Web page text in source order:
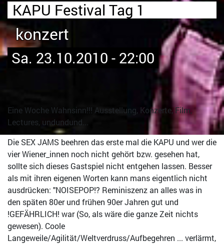
KAPU Festival Tag 1
konzert
Sa. 23.10.2010 - 22:00
Eine Woche Wahnsinn!!! Ausstellung, Konzerte, Film,
Lectures, undundund...
Die SEX JAMS beehren das erste mal die KAPU und wer die
vier Wiener_innen noch nicht gehört bzw. gesehen hat,
sollte sich dieses Gastspiel nicht entgehen lassen. Besser
als mit ihren eigenen Worten kann mans eigentlich nicht
ausdrücken: "NOISEPOP!? Reminiszenz an alles was in
den späten 80er und frühen 90er Jahren gut und
!GEFÄHRLICH! war (So, als wäre die ganze Zeit nichts
gewesen). Coole
Langeweile/Agilität/Weltverdruss/Aufbegehren ... verlärmt,